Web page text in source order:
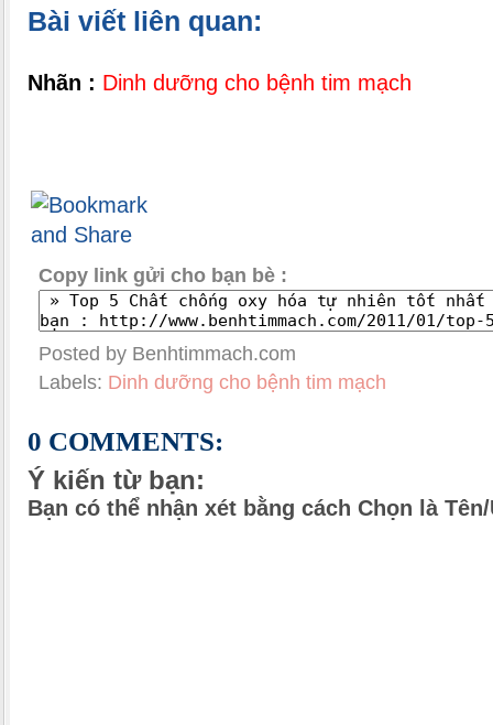
Bài viết liên quan:
Nhãn : Dinh dưỡng cho bệnh tim mạch
Copy link gửi cho bạn bè :
Posted by Benhtimmach.com
Labels: Dinh dưỡng cho bệnh tim mạch
0 COMMENTS:
Ý kiến từ bạn:
Bạn có thể nhận xét bằng cách Chọn là